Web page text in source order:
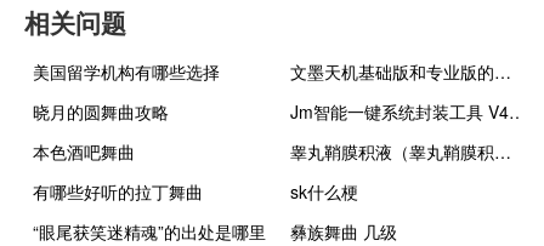
相关问题
美国留学机构有哪些选择
文墨天机基础版和专业版的区别
晓月的圆舞曲攻略
Jm智能一键系统封装工具 V4.0 绿色版（Jm智能一键系统封装工具 V4.0 绿色版功能简介）
本色酒吧舞曲
睾丸鞘膜积液（睾丸鞘膜积液手术）
有哪些好听的拉丁舞曲
sk什么梗
“眼尾获笑迷精魂”的出处是哪里
彝族舞曲 几级